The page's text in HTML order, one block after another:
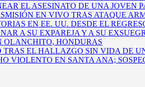
EL ASESINATO DE UNA JOVEN
EN VIVO TRAS ATAQUE
EN EE. UU. DESDE EL
A SU EXPAREJA Y A SU
OLANCHITO, HONDURAS
EL HALLAZGO SIN VIDA DE
VIOLENTO EN SANTA ANA;